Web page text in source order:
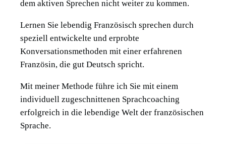
dem aktiven Sprechen nicht weiter zu kommen.
Lernen Sie lebendig Französisch sprechen durch
speziell entwickelte und erprobte
Konversationsmethoden mit einer erfahrenen
Französin, die gut Deutsch spricht.
Mit meiner Methode führe ich Sie mit einem
individuell zugeschnittenen Sprachcoaching
erfolgreich in die lebendige Welt der französischen
Sprache.